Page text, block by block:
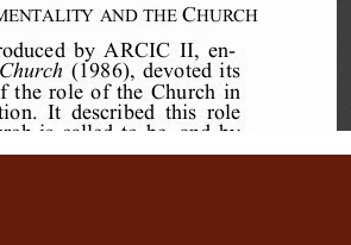
ent a l it y a nd t he Chur ch
oduced by ARCIC II, en­
Church (1986), devoted its
the role of the Church in
ion. It described this role
ch is called to be and by
ctually is, a sign, steward,